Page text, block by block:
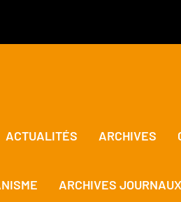
ACTUALITÉS ARCHIVES
ARCHIVES JOURNAUX